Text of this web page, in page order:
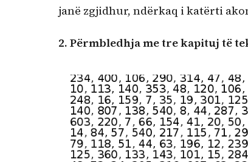
janë zgjidhur, ndërkaq i katërti
2. Përmbledhja me tre kapituj të